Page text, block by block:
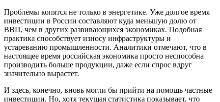
Проблемы копятся не только в энергетике. Уже долгое время
инвестиции в России составляют куда меньшую долю от
ВВП, чем в других развивающихся экономиках. Подобная
практика способствует износу инфраструктуры и
устареванию промышленности. Аналитики отмечают, что в
настоящее время российская экономика просто неспособна
производить больше продукции, даже если спрос вдруг
значительно вырастет.
И здесь, конечно, вновь могли бы прийти на помощь частные
инвестиции. Но, хотя текущая статистика показывает, что